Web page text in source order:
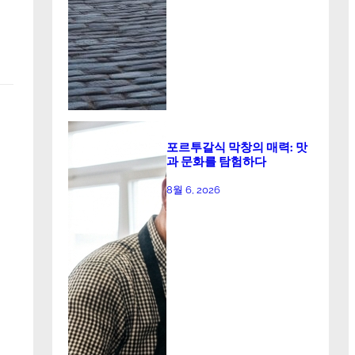
포르투갈식 막창의 매력: 맛
과 문화를 탐험하다
8월 6, 2026